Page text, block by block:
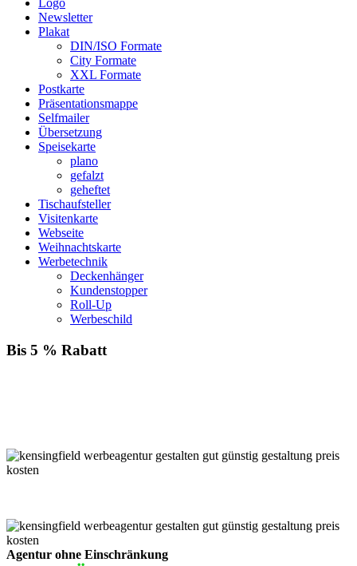
Logo
Newsletter
Plakat
DIN/ISO Formate
City Formate
XXL Formate
Postkarte
Präsentationsmappe
Selfmailer
Übersetzung
Speisekarte
plano
gefalzt
geheftet
Tischaufsteller
Visitenkarte
Webseite
Weihnachtskarte
Werbetechnik
Deckenhänger
Kundenstopper
Roll-Up
Werbeschild
Bis 5 % Rabatt
Agentur ohne Einschränkung